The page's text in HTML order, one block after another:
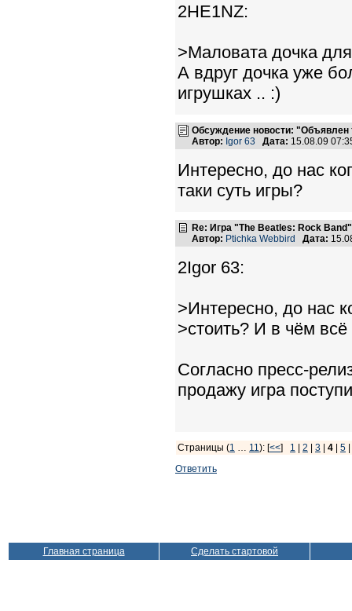
2HE1NZ:
>Маловата дочка для
А вдруг дочка уже
игрушках .. :)
Обсуждение новости: "Объявлен
Автор: Igor 63 Дата: 15.08.09
Интересно, до нас
таки суть игры?
Re: Игра "The Beatles: Rock Band"
Автор: Ptichka Webbird Дата:
2Igor 63:
>Интересно, до нас
>стоить? И в чём всё
Согласно пресс-
продажу игра
Страницы (1 … 11): [<<] 1 2 3 4 5
Ответить
Главная страница Сделать стартовой